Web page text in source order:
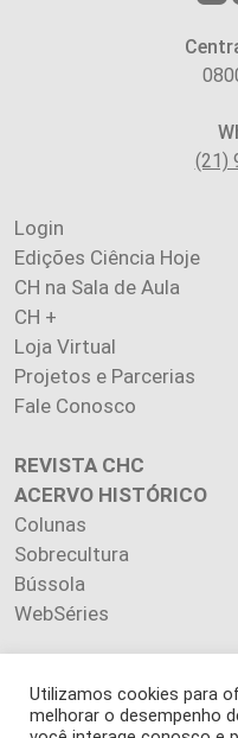
(21)
Login
Edições Ciência Hoje
CH na Sala de Aula
CH +
Loja Virtual
Projetos e Parcerias
Fale Conosco
REVISTA CHC
ACERVO HISTÓRICO
Colunas
Sobrecultura
Bússola
WebSéries
Utilizamos cookies para
melhorar o desempenho